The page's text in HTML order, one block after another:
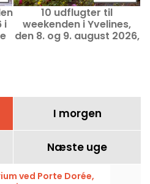
i
10 udflugter til
weekenden i Yvelines,
den 8. og 9. august 2026,
I morgen
Næste uge
ved Porte Dorée,